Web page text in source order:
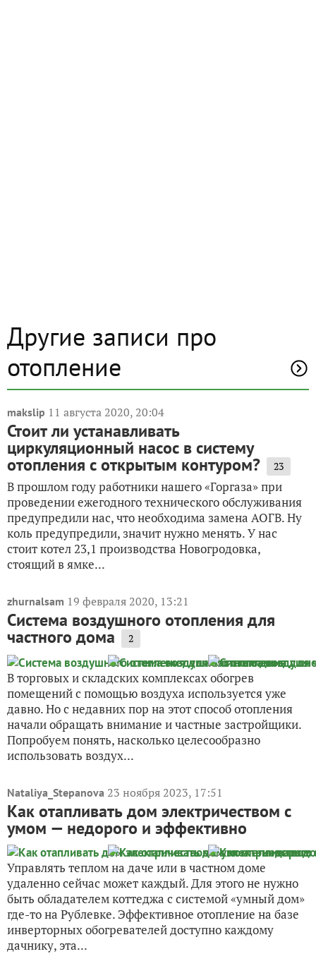
Другие записи про
отопление
makslip 11 августа 2020, 20:04
Стоит ли устанавливать
циркуляционный насос в систему
отопления с открытым контуром? 23
В прошлом году работники нашего «Горгаза» при
проведении ежегодного технического обслуживания
предупредили нас, что необходима замена АОГВ. Ну
коль предупредили, значит нужно менять. У нас
стоит котел 23,1 производства Новогродовка,
стоящий в ямке...
zhurnalsam 19 февраля 2020, 13:21
Система воздушного отопления для
частного дома 2
В торговых и складских комплексах обогрев
помещений с помощью воздуха используется уже
давно. Но с недавних пор на этот способ отопления
начали обращать внимание и частные застройщики.
Попробуем понять, насколько целесообразно
использовать воздух...
Nataliya_Stepanova 23 ноября 2023, 17:51
Как отапливать дом электричеством с
умом — недорого и эффективно
Управлять теплом на даче или в частном доме
удаленно сейчас может каждый. Для этого не нужно
быть обладателем коттеджа с системой «умный дом»
где-то на Рублевке. Эффективное отопление на базе
инверторных обогревателей доступно каждому
дачнику, эта...